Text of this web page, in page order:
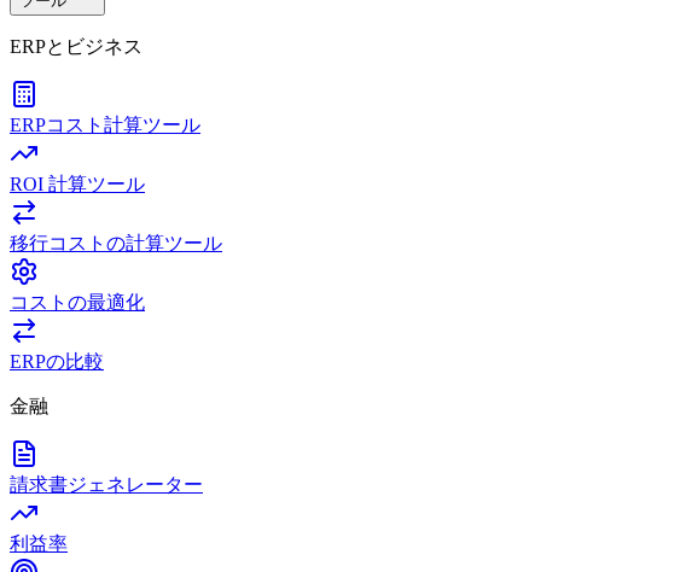
ERPとビジネス
ERPコスト計算ツール
ROI 計算ツール
移行コストの計算ツール
コストの最適化
ERPの比較
金融
請求書ジェネレーター
利益率